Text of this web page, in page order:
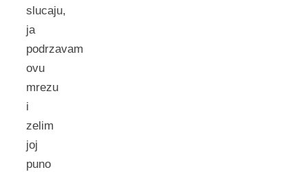
slucaju,
ja
podrzavam
ovu
mrezu
i
zelim
joj
puno